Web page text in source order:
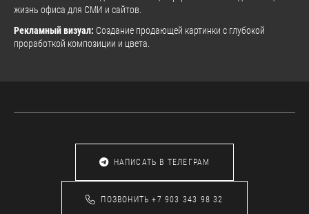
жизнь офиса для СМИ и сайтов.
Рекламный визуал: Создание продающей картинки с глубокой
проработкой композиции и цвета.
НАПИСАТЬ В ТЕЛЕГРАМ
ПОЗВОНИТЬ +7 903 343 98 32